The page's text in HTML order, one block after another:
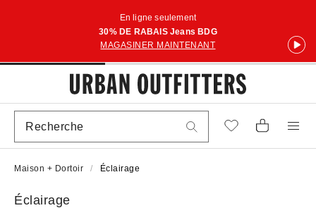
En ligne seulement
30% DE RABAIS Jeans BDG
MAGASINER MAINTENANT
Maison + Dortoir Éclairage
Éclairage